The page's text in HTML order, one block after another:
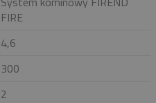
FIRE
4,6
300
2